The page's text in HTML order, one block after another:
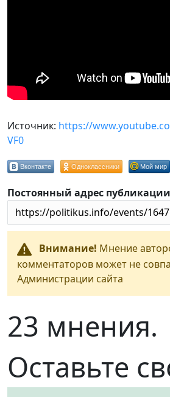
Источник: https://
VF0
Вконтакте Одноклассники Мой мир
Постоянный адрес
Внимание! Мнение
комментаторов может не
Администрации сайта
23 мнения.
Оставьте